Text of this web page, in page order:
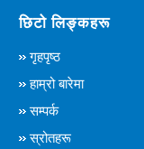
छिटो लिङ्कहरू
गृहपृष्ठ
हाम्रो बारेमा
सम्पर्क
स्रोतहरू